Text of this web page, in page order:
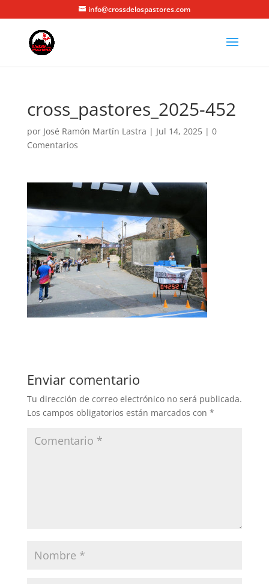
info@crossdelospastores.com
cross_pastores_2025-452
por José Ramón Martín Lastra | Jul 14, 2025| 0
Comentarios
Enviar comentario
Tu dirección de correo electrónico no será publicada.
Los campos obligatorios están marcados con *